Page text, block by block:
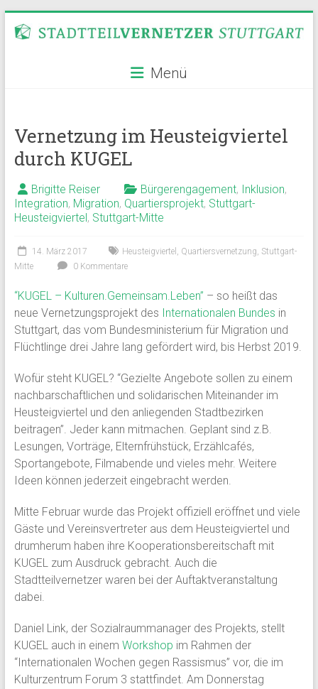
Inhalt
Stadtteilvernetzer
Menü
Vernetzung im Heusteigviertel
durch KUGEL
Brigitte Reiser Bürgerengagement, Inklusion,
Integration, Migration, Quartiersprojekt, Stuttgart-
Heusteigviertel , Stuttgart-Mitte
14. März 2017 Heusteigviertel , Quartiersvernetzung, Stuttgart-
Mitte
0 Kommentare
“KUGEL – Kulturen.Gemeinsam.Leben” – so heißt das
neue Vernetzungsprojekt des Internationalen Bundes in
Stuttgart, das vom Bundesministerium für Migration und
Flüchtlinge drei Jahre lang gefördert wird, bis Herbst 2019.
Wofür steht KUGEL? “Gezielte Angebote sollen zu einem
nachbarschaftlichen und solidarischen Miteinander im
Heusteigviertel und den anliegenden Stadtbezirken
beitragen”. Jeder kann mitmachen. Geplant sind z.B.
Lesungen, Vorträge, Elternfrühstück, Erzählcafés,
Sportangebote, Filmabende und vieles mehr. Weitere
Ideen können jederzeit eingebracht werden.
Mitte Februar wurde das Projekt offiziell eröffnet und viele
Gäste und Vereinsvertreter aus dem Heusteigviertel und
drumherum haben ihre Kooperationsbereitschaft mit
KUGEL zum Ausdruck gebracht. Auch die
Stadtteilvernetzer waren bei der Auftaktveranstaltung
dabei.
Daniel Link, der Sozialraummanager des Projekts, stellt
KUGEL auch in einem Workshop im Rahmen der
“Internationalen Wochen gegen Rassismus” vor, die im
Kulturzentrum Forum 3 stattfindet. Am Donnerstag